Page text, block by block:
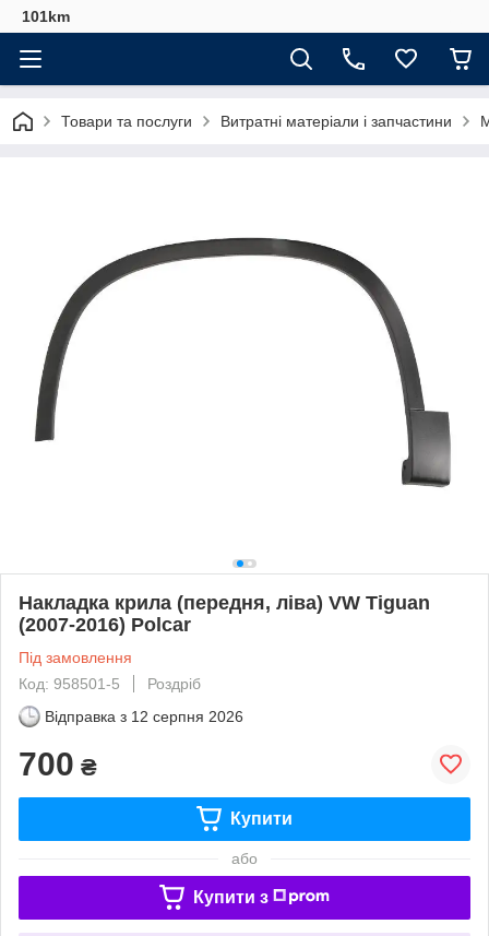
101km
Товари та послуги Витратні матеріали і запчастини
Накладка крила (передня, ліва) VW Tiguan
(2007-2016) Polcar
Під замовлення
Код: 958501-5
Роздріб
Відправка з 12 серпня 2026
700 ₴
Купити
або
Купити з